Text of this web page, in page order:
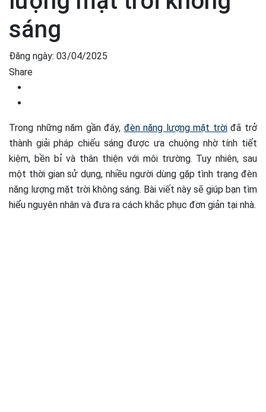
sáng
Đăng ngày: 03/04/2025
Share
Trong những năm gần đây, đèn năng lượng mặt trờiđã trở
thành giải pháp chiếu sáng được ưa chuộng nhờ tính tiết
kiệm, bền bỉ và thân thiện với môi trường. Tuy nhiên, sau
một thời gian sử dụng, nhiều người dùng gặp tình trạng đèn
năng lượng mặt trời không sáng. Bài viết này sẽ giúp bạn tìm
hiểu nguyên nhân và đưa ra cách khắc phục đơn giản tại nhà.